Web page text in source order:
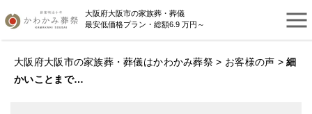
大阪府大阪市の家族葬・葬儀
最安低価格プラン・総額6.9 万円～
大阪府大阪市の家族葬・葬儀はかわかみ葬祭 > お客様の声 >細
かいことまで…